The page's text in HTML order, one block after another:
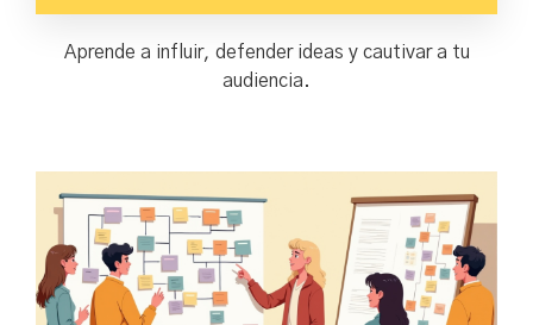
Aprende a influir, defender ideas y cautivar a tu
audiencia.